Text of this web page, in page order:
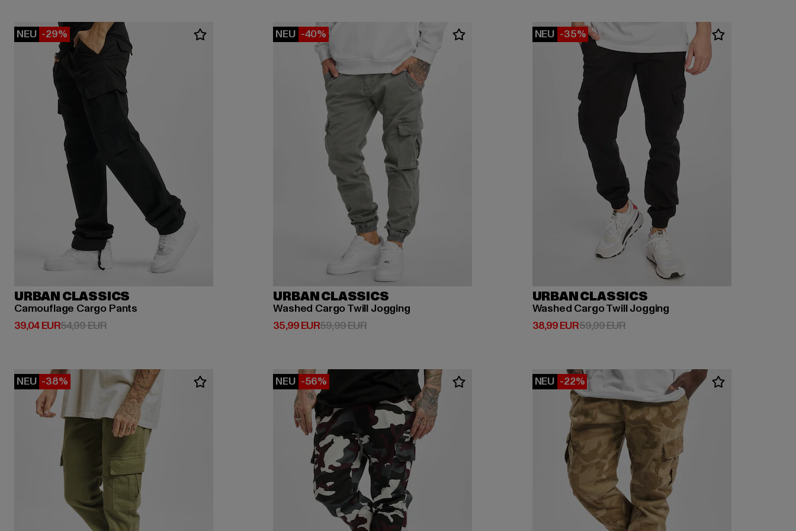
NEU -29%
URBAN CLASSICS
Camouflage Cargo Pants
39,04 EUR
Derzeitiger Preis: 39,04 EUR
54,99 EURAktionspreis: 54,99 EUR
NEU -40%
URBAN CLASSICS
Washed Cargo Twill Jogging
35,99 EUR
Derzeitiger Preis: 35,99 EUR
59,99 EURAktionspreis: 59,99 EUR
NEU -35%
URBAN CLASSICS
Washed Cargo Twill Jogging
38,99 EUR
Derzeitiger Preis: 38,99 EUR
59,99 EURAktionspreis: 59,99 EUR
NEU -38% NEU -56% NEU -22%